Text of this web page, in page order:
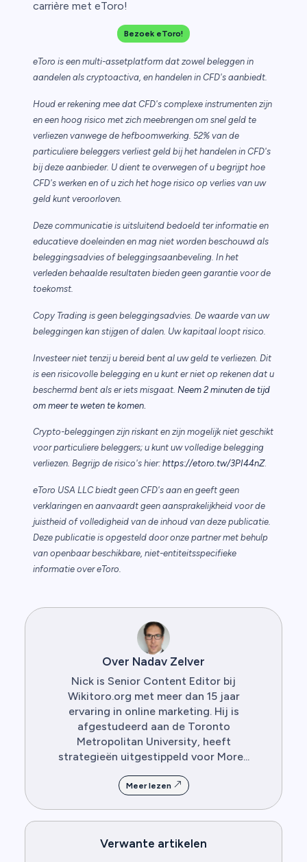
carrière met eToro!
Bezoek eToro!
eToro is een multi-assetplatform dat zowel beleggen in
aandelen als cryptoactiva, en handelen in CFD's aanbiedt.
Houd er rekening mee dat CFD's complexe instrumenten zijn
en een hoog risico met zich meebrengen om snel geld te
verliezen vanwege de hefboomwerking. 52% van de
particuliere beleggers verliest geld bij het handelen in CFD's
bij deze aanbieder. U dient te overwegen of u begrijpt hoe
CFD's werken en of u zich het hoge risico op verlies van uw
geld kunt veroorloven.
Deze communicatie is uitsluitend bedoeld ter informatie en
educatieve doeleinden en mag niet worden beschouwd als
beleggingsadvies of beleggingsaanbeveling. In het
verleden behaalde resultaten bieden geen garantie voor de
toekomst.
Copy Trading is geen beleggingsadvies. De waarde van uw
beleggingen kan stijgen of dalen. Uw kapitaal loopt risico.
Investeer niet tenzij u bereid bent al uw geld te verliezen. Dit
is een risicovolle belegging en u kunt er niet op rekenen dat u
beschermd bent als er iets misgaat. Neem 2 minuten de tijd
om meer te weten te komen.
Crypto-beleggingen zijn riskant en zijn mogelijk niet geschikt
voor particuliere beleggers; u kunt uw volledige belegging
verliezen. Begrijp de risico's hier: https://etoro.tw/3PI44nZ.
eToro USA LLC biedt geen CFD's aan en geeft geen
verklaringen en aanvaardt geen aansprakelijkheid voor de
juistheid of volledigheid van de inhoud van deze publicatie.
Deze publicatie is opgesteld door onze partner met behulp
van openbaar beschikbare, niet-entiteitsspecifieke
informatie over eToro.
Over Nadav Zelver
Nick is Senior Content Editor bij
Wikitoro.org met meer dan 15 jaar
ervaring in online marketing. Hij is
afgestudeerd aan de Toronto
Metropolitan University, heeft
strategieën uitgestippeld voor More...
Meer lezen
Verwante artikelen